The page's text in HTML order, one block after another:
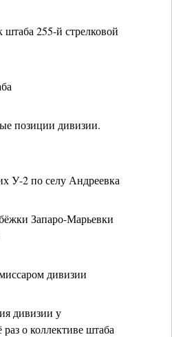
штаба 255-й стрелковой
позиции дивизии.
У-2 по селу Андреевка
Запаро-Марьевки
дивизии
дивизии у
о коллективе штаба